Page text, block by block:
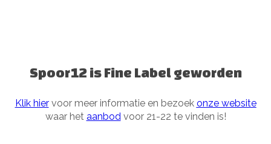
Spoor12 is Fine Label geworden
Klik hiervoor meer informatie en bezoek onze website
waar het aanbodvoor 21-22 te vinden is!